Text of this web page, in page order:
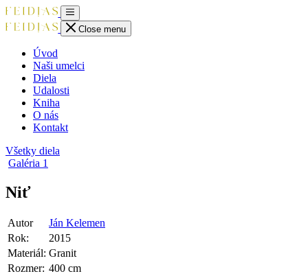
Close menu
Úvod
Naši umelci
Diela
Udalosti
Kniha
O nás
Kontakt
Všetky diela
Galéria 1
Niť
Autor
Ján Kelemen
Rok:
2015
Materiál: Granit
Rozmer: 400 cm